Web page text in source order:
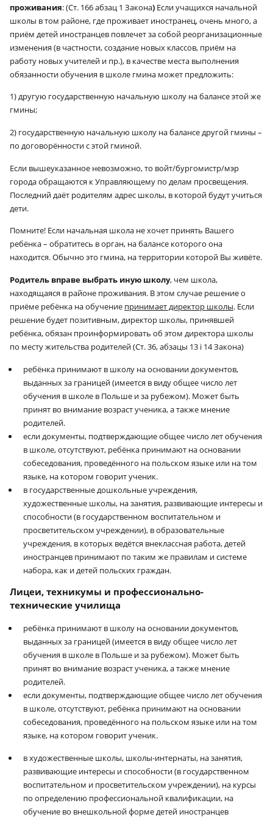
проживания: (Ст. 166 абзац 1 Закона) Если учащихся начальной
школы в том районе, где проживает иностранец, очень много, а
приём детей иностранцев повлечет за собой реорганизационные
изменения (в частности, создание новых классов, приём на
работу новых учителей и пр.), в качестве места выполнения
обязанности обучения в школе гмина может предложить:
1) другую государственную начальную школу на балансе этой же
гмины;
2) государственную начальную школу на балансе другой гмины –
по договорённости с этой гминой.
Если вышеуказанное невозможно, то войт/бургомистр/мэр
города обращаются к Управляющему по делам просвещения.
Последний даёт родителям адрес школы, в которой будут учиться
дети.
Помните! Если начальная школа не хочет принять Вашего
ребёнка – обратитесь в орган, на балансе которого она
находится. Обычно это гмина, на территории которой Вы живёте.
Родитель вправе выбрать иную школу, чем школа,
находящаяся в районе проживания. В этом случае решение о
приёме ребёнка на обучение принимает директор школы. Если
решение будет позитивным, директор школы, принявшей
ребёнка, обязан проинформировать об этом директора школы
по месту жительства родителей (Ст. 36, абзацы 13 i 14 Закона)
ребёнка принимают в школу на основании документов,
выданных за границей (имеется в виду общее число лет
обучения в школе в Польше и за рубежом). Может быть
принят во внимание возраст ученика, а также мнение
родителей.
если документы, подтверждающие общее число лет обучения
в школе, отсутствуют, ребёнка принимают на основании
собеседования, проведённого на польском языке или на том
языке, на котором говорит ученик.
в государственные дошкольные учреждения,
художественные школы, на занятия, развивающие интересы и
способности (в государственном воспитательном и
просветительском учреждении), в образовательные
учреждения, в которых ведётся внеклассная работа, детей
иностранцев принимают по таким же правилам и системе
набора, как и детей польских граждан.
Лицеи, техникумы и профессионально-
технические училища
ребёнка принимают в школу на основании документов,
выданных за границей (имеется в виду общее число лет
обучения в школе в Польше и за рубежом). Может быть
принят во внимание возраст ученика, а также мнение
родителей.
если документы, подтверждающие общее число лет обучения
в школе, отсутствуют, ребёнка принимают на основании
собеседования, проведённого на польском языке или на том
языке, на котором говорит ученик.
в художественные школы, школы-интернаты, на занятия,
развивающие интересы и способности (в государственном
воспитательном и просветительском учреждении), на курсы
по определению профессиональной квалификации, на
обучение во внешкольной форме детей иностранцев